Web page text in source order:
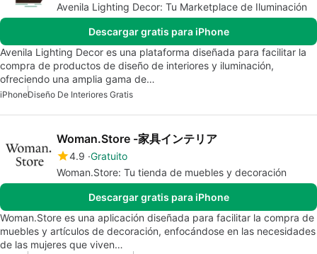
Avenila Lighting Decor: Tu Marketplace de Iluminación
Descargar gratis para iPhone
Avenila Lighting Decor es una plataforma diseñada para facilitar la
compra de productos de diseño de interiores y iluminación,
ofreciendo una amplia gama de…
iPhoneDiseño De Interiores Gratis
Woman.Store -家具インテリア
4.9 Gratuito
Woman.Store: Tu tienda de muebles y decoración
Descargar gratis para iPhone
Woman.Store es una aplicación diseñada para facilitar la compra de
muebles y artículos de decoración, enfocándose en las necesidades
de las mujeres que viven…